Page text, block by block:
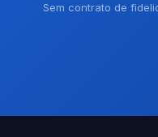
Sem contrato de